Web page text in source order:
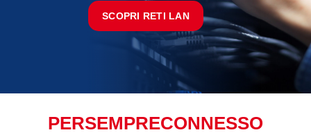
SCOPRI RETI LAN
PERSEMPRECONNESSO